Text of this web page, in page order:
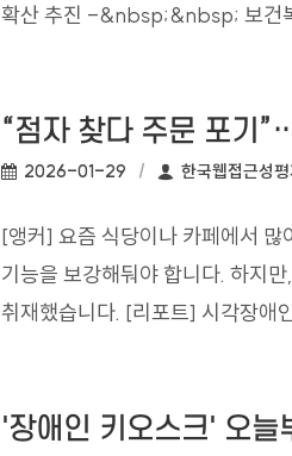
확산 추진 -&nbsp;&nbsp; 보건
“점자 찾다 주문 포기
작성일:
2026-01-29 작성자:
한국웹접근성
[앵커] 요즘 식당이나 카페에서
기능을 보강해둬야 합니다. 하지
취재했습니다. [리포트] 시각장애
'장애인 키오스크' 오